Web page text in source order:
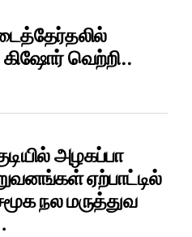
கிஷோர் வெற்றி..
அழகப்பா
ஏற்பாட்டில்
நல மருத்துவ